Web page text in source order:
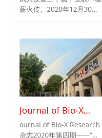
华、刘善荣、李敏、伍勇、
议。
年庆典系列活动取得
薪火传。2020年12月30日
暨Bio-X研究院二十周年庆
典系列活动，“解码生命再
出发”系列活动内容包括30
日上午的《解码生命（第二
版）》新书发布会，30日
下午的Bio-X二十周年庆典
的高端学术论坛，活动在研
究院201会议室举办。各级
领导、各方朋友、各界人
Journal of Bio-X
Research杂志2020
ournal of Bio-X Research
杂志2020年第四期——“影